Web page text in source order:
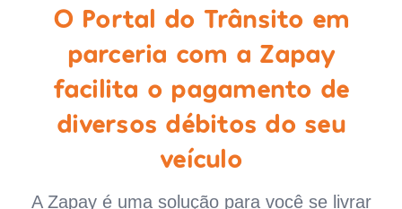
O Portal do Trânsito em
parceria com a Zapay
facilita o pagamento de
diversos débitos do seu
veículo
A Zapay é uma solução para você se livrar